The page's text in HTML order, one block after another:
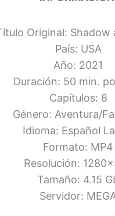
Original: Shadow
País: USA
Año: 2021
Duración: 50 min.
Capítulos: 8
Género: Aventura/
Idioma: Español
Formato: MP4
Resolución:
Tamaño: 4.15
Servidor: